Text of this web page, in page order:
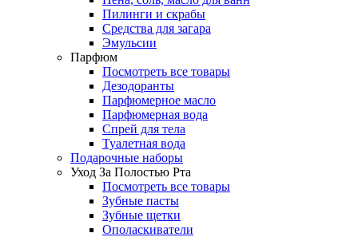
Пилинги и скрабы
Средства для загара
Эмульсии
Парфюм
Посмотреть все товары
Дезодоранты
Парфюмерное масло
Парфюмерная вода
Спрей для тела
Туалетная вода
Подарочные наборы
Уход За Полостью Рта
Посмотреть все товары
Зубные пасты
Зубные щетки
Ополаскиватели